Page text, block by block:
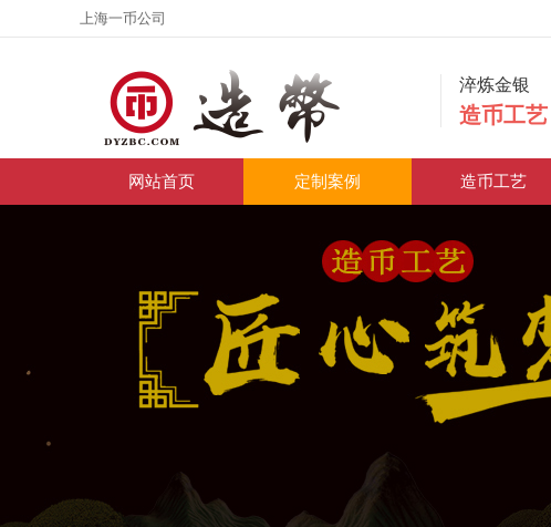
上海一币公司
淬炼金
造币工
网站首页 定制案例 造币工艺